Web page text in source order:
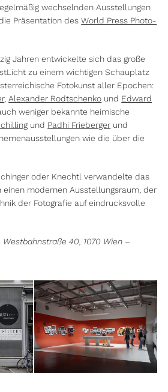
wechselnden Ausstellungen
Präsentation desWorld Press Photo-
Jahren entwickelte sich das große
zu einem wichtigen Schauplatz
Fotokunst aller Epochen:
,Alexander Rodtschenko und Edward
weniger bekannte heimische
und Padhi Frieberger und
wie die über die
oder Knechtl verwandelte das
einen modernen Ausstellungsraum, der
der Fotografie auf eindrucksvolle
Westbahnstraße 40, 1070 Wien –